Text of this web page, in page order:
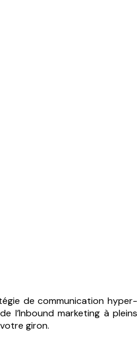
de communication hyper-
l’Inbound marketing à pleins
giron.